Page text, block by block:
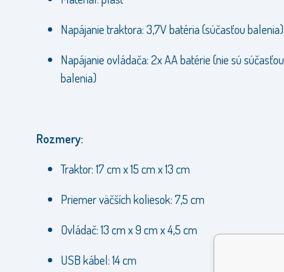
Napájanie traktora: 3,7V batéria (súčasťou balenia)
Napájanie ovládača: 2x AA batérie (nie sú súčasťou
balenia)
Rozmery:
Traktor: 17 cm x 15 cm x 13 cm
Priemer väčších koliesok: 7,5 cm
Ovládač: 13 cm x 9 cm x 4,5 cm
USB kábel: 14 cm